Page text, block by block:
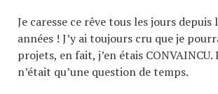
Je caresse ce rêve tous les jours depuis
années ! J’y ai toujours cru que je
projets, en fait, j’en étais CONVAINCU.
n’était qu’une question de temps.